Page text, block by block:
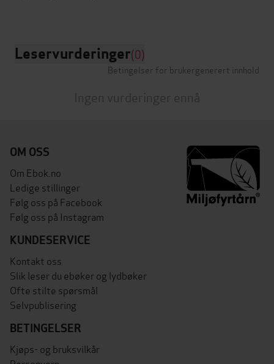
Leservurderinger(0)
Betingelser for brukergenerert innhold
Ingen vurderinger ennå
OM OSS
Om Ebok.no
Ledige stillinger
Følg oss på Facebook
Følg oss på Instagram
KUNDESERVICE
Kontakt oss
Slik leser du ebøker og lydbøker
Ofte stilte spørsmål
Selvpublisering
BETINGELSER
Kjøps- og bruksvilkår